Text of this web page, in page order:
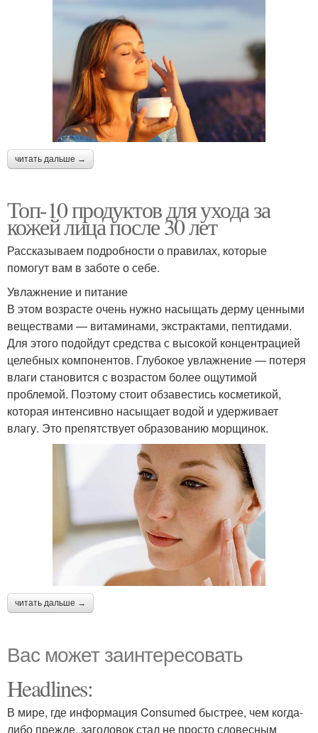
читать дальше →
Топ-10 продуктов для ухода за
кожей лица после 30 лет
Рассказываем подробности о правилах, которые
помогут вам в заботе о себе.
Увлажнение и питание
В этом возрасте очень нужно насыщать дерму ценными
веществами — витаминами, экстрактами, пептидами.
Для этого подойдут средства с высокой концентрацией
целебных компонентов. Глубокое увлажнение — потеря
влаги становится с возрастом более ощутимой
проблемой. Поэтому стоит обзавестись косметикой,
которая интенсивно насыщает водой и удерживает
влагу. Это препятствует образованию морщинок.
читать дальше →
Вас может заинтересовать
Headlines:
В мире, где информация Consumed быстрее, чем когда-
либо прежде, заголовок стал не просто словесным